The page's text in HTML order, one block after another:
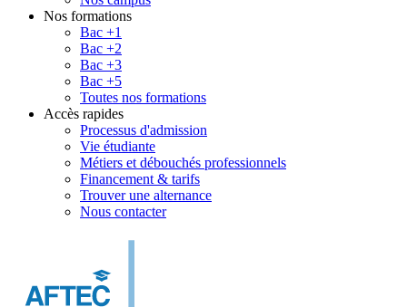
Nos formations
Bac +1
Bac +2
Bac +3
Bac +5
Toutes nos formations
Accès rapides
Processus d'admission
Vie étudiante
Métiers et débouchés professionnels
Financement & tarifs
Trouver une alternance
Nous contacter